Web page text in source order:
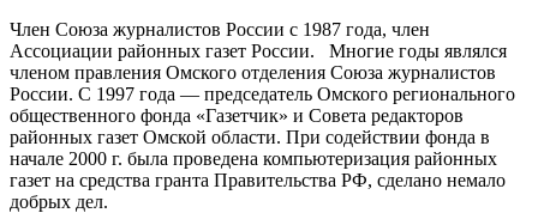
Член Союза журналистов России с 1987 года, член
Ассоциации районных газет России. Многие годы являлся
членом правления Омского отделения Союза журналистов
России. С 1997 года — председатель Омского регионального
общественного фонда «Газетчик» и Совета редакторов
районных газет Омской области. При содействии фонда в
начале 2000 г. была проведена компьютеризация районных
газет на средства гранта Правительства РФ, сделано немало
добрых дел.